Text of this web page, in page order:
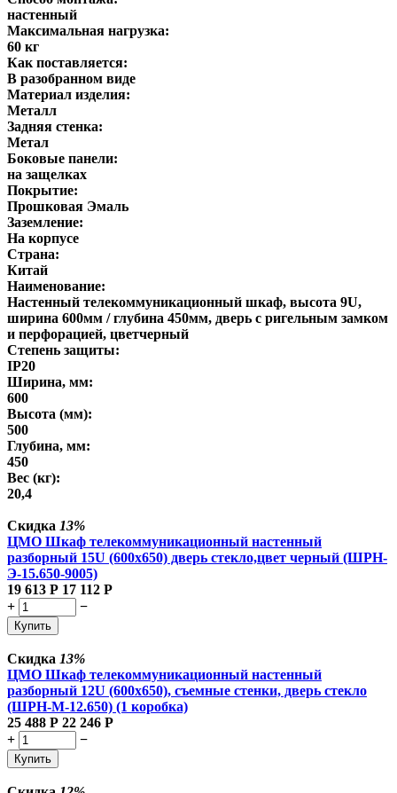
настенный
Максимальная нагрузка:
60 кг
Как поставляется:
В разобранном виде
Материал изделия:
Металл
Задняя стенка:
Метал
Боковые панели:
на защелках
Покрытие:
Прошковая Эмаль
Заземление:
На корпусе
Страна:
Китай
Наименование:
Настенный телекоммуникационный шкаф, высота 9U,
ширина 600мм / глубина 450мм, дверь с ригельным замком
и перфорацией, цветчерный
Степень защиты:
IP20
Ширина, мм:
600
Высота (мм):
500
Глубина, мм:
450
Вес (кг):
20,4
Скидка 13%
ЦМО Шкаф телекоммуникационный настенный
разборный 15U (600х650) дверь стекло,цвет черный (ШРН-
Э-15.650-9005)
19 613 Р 17 112 Р
+
−
Купить
Скидка 13%
ЦМО Шкаф телекоммуникационный настенный
разборный 12U (600х650), съемные стенки, дверь стекло
(ШРН-М-12.650) (1 коробка)
25 488 Р 22 246 Р
+
−
Купить